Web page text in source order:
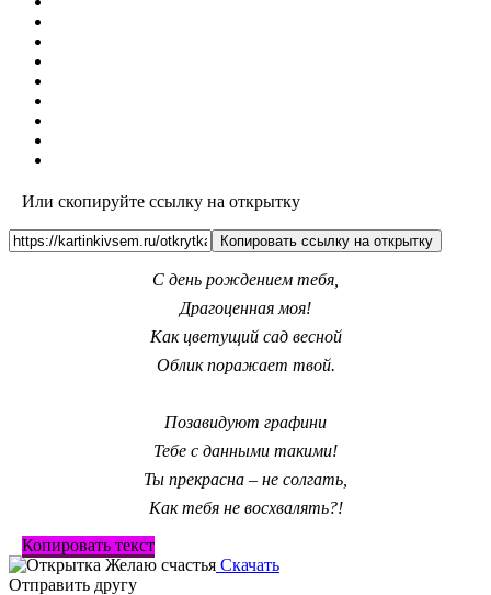
Или скопируйте ссылку на открытку
Копировать ссылку на открытку
С день рождением тебя,
Драгоценная моя!
Как цветущий сад весной
Облик поражает твой.
Позавидуют графини
Тебе с данными такими!
Ты прекрасна – не солгать,
Как тебя не восхвалять?!
Копировать текст
Скачать
Отправить другу